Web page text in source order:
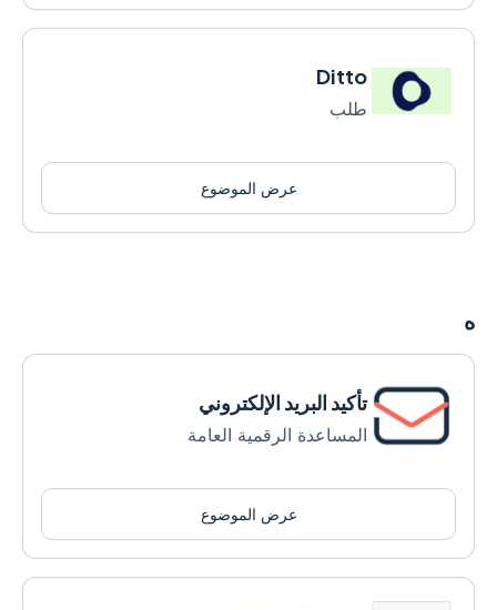
Ditto
طلب
عرض الموضوع
ه
تأكيد البريد الإلكتروني
المساعدة الرقمية العامة
عرض الموضوع